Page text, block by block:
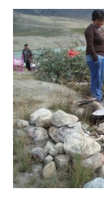
Kelter-
udstillingen
på
Moesgaard